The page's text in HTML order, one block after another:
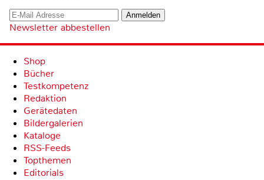
Newsletter abbestellen
Shop
Bücher
Testkompetenz
Redaktion
Gerätedaten
Bildergalerien
Kataloge
RSS-Feeds
Topthemen
Editorials